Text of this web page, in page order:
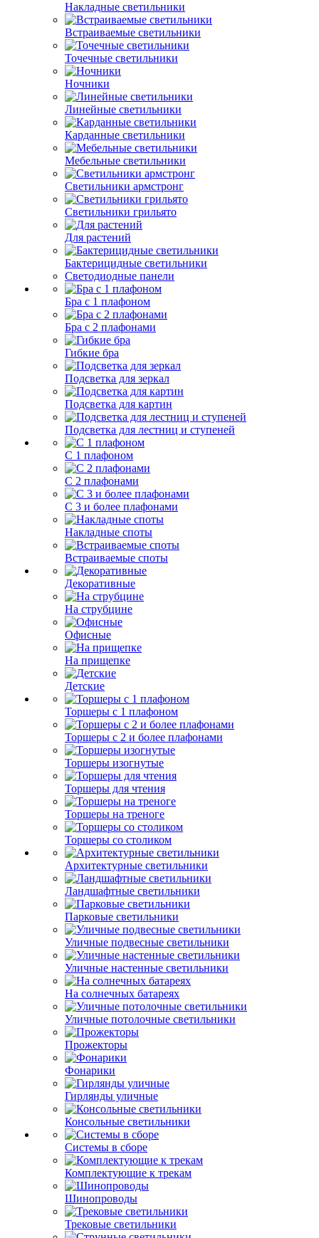
Накладные светильники
Встраиваемые светильники
Точечные светильники
Ночники
Линейные светильники
Карданные светильники
Мебельные светильники
Светильники армстронг
Светильники грильято
Для растений
Бактерицидные светильники
Светодиодные панели
Бра с 1 плафоном
Бра с 2 плафонами
Гибкие бра
Подсветка для зеркал
Подсветка для картин
Подсветка для лестниц и ступеней
С 1 плафоном
С 2 плафонами
С 3 и более плафонами
Накладные споты
Встраиваемые споты
Декоративные
На струбцине
Офисные
На прищепке
Детские
Торшеры с 1 плафоном
Торшеры с 2 и более плафонами
Торшеры изогнутые
Торшеры для чтения
Торшеры на треноге
Торшеры со столиком
Архитектурные светильники
Ландшафтные светильники
Парковые светильники
Уличные подвесные светильники
Уличные настенные светильники
На солнечных батареях
Уличные потолочные светильники
Прожекторы
Фонарики
Гирлянды уличные
Консольные светильники
Системы в сборе
Комплектующие к трекам
Шинопроводы
Трековые светильники